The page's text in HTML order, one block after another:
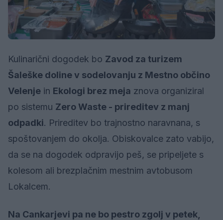
Kulinarični dogodek bo Zavod za turizem
Šaleške doline v sodelovanju z Mestno občino
Velenje in Ekologi brez meja znova organiziral
po sistemu Zero Waste - prireditev z manj
odpadki. Prireditev bo trajnostno naravnana, s
spoštovanjem do okolja. Obiskovalce zato vabijo,
da se na dogodek odpravijo peš, se pripeljete s
kolesom ali brezplačnim mestnim avtobusom
Lokalcem.
Na Cankarjevi pa ne bo pestro zgolj v petek,